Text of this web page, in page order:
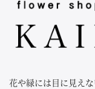
花や緑には目に見え